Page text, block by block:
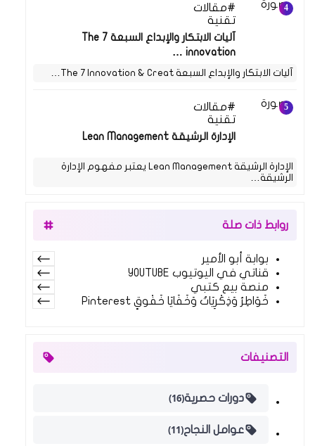
مقالات
تقنية
آليات الابتكار والإبداع السبعة The 7
innovation …
آليات الابتكار والإبداع السبعة The 7 Innovation & Creat…
مقالات
تقنية
الإدارة الرشيقة Lean Management
الإدارة الرشيقة Lean Management يعتبر مفهوم الإدارة
الرشيقة…
روابط ذات صلة
بوابة أبو الأمير
قناتي في اليوتيوب YOUTUBE
منصة بيع كتبي
خَوَاطِرُ وَذِكْرِيَاتٌ وَخَفَايَا خَفْوقٍ Pinterest
التصنيفات
دورات حصرية(16)
عوامل النجاح(11)